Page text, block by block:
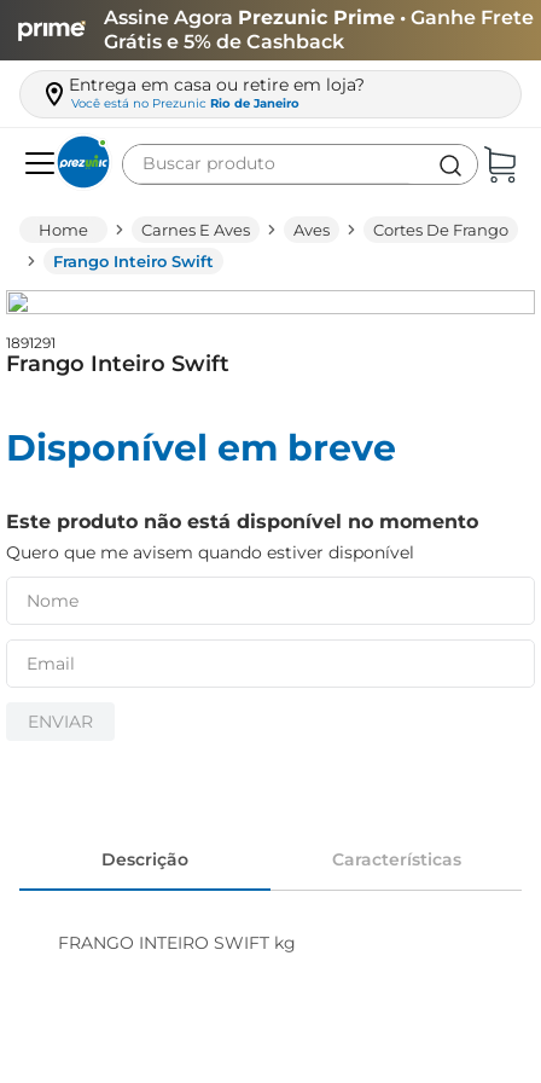
Assine Agora Prezunic Prime • Ganhe Frete
Grátis e 5% de Cashback
Entrega em casa ou retire em loja?
Você está no Prezunic Rio de Janeiro
Buscar produto
Carnes E Aves Aves
Cortes De Frango
Frango Inteiro Swift
1891291
Frango Inteiro Swift
Disponível em breve
Este produto não está disponível no momento
Quero que me avisem quando estiver disponível
ENVIAR
Descrição Características
FRANGO INTEIRO SWIFT kg
leite
queijo
biscoito
papel higiênico
cerveja